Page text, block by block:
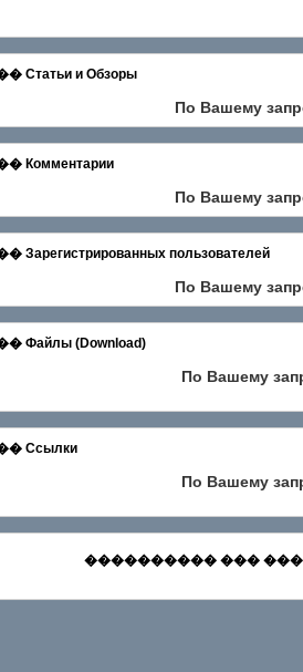
и Обзоры
По Вашему
По Вашему
пользователей
По Вашему
(Download)
По Вашему
Ссылки
По Вашему
���������� ��� ���